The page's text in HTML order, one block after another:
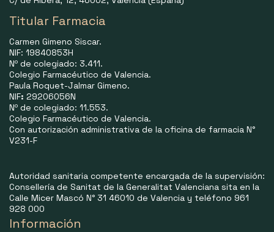
Titular Farmacia
Carmen Gimeno Siscar.
NIF: 19840853H
Nº de colegiado: 3.411.
Colegio Farmacéutico de Valencia.
Paula Roquet-Jalmar Gimeno.
NIF: 29206056N
Nº de colegiado: 11.553.
Colegio Farmacéutico de Valencia.
Con autorización administrativa de la oficina de farmacia N°
V231-F
Autoridad sanitaria competente encargada de la supervisión:
Consellería de Sanitat de la Generalitat Valenciana sita en la
Calle Micer Mascó N° 31 46010 de Valencia y teléfono 961
928 000
Información